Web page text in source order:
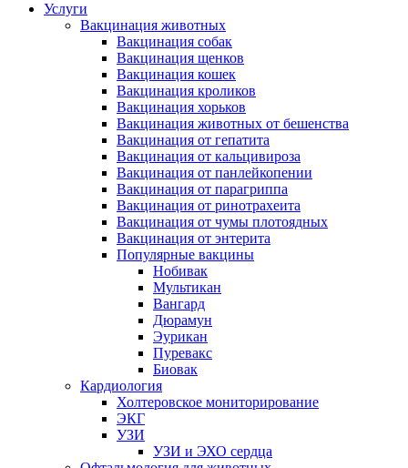
Услуги
Вакцинация животных
Вакцинация собак
Вакцинация щенков
Вакцинация кошек
Вакцинация кроликов
Вакцинация хорьков
Вакцинация животных от бешенства
Вакцинация от гепатита
Вакцинация от кальцивироза
Вакцинация от панлейкопении
Вакцинация от парагриппа
Вакцинация от ринотрахеита
Вакцинация от чумы плотоядных
Вакцинация от энтерита
Популярные вакцины
Нобивак
Мультикан
Вангард
Дюрамун
Эурикан
Пуревакс
Биовак
Кардиология
Холтеровское мониторирование
ЭКГ
УЗИ
УЗИ и ЭХО сердца